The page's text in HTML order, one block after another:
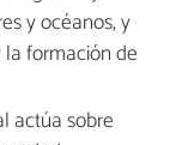
y océanos, y
formación de
actúa sobre